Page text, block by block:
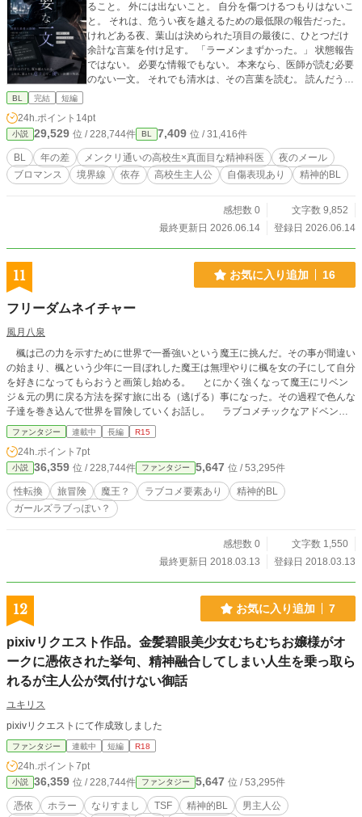
ること。 外には出ないこと。 自分を傷つけるつもりはないこ
と。 それは、危うい夜を越えるための最低限の報告だった。
けれどある夜、葉山は決められた項目の最後に、ひとつだけ
余計な言葉を付け足す。 「ラーメンまずかった。」 状態報告
ではない。 必要な情報でもない。 本来なら、医師が読む必要
のない一文。 それでも清水は、その言葉を読む。 読んだうえ
が、たった一文のメールで少しずつ近づいていく。 静かな依
存、医師と患者、読まれるだけで救われる夜の話。
BL 完結 短編
24h.ポイント 14pt
小説 29,529 位 / 228,744件 BL 7,409 位 / 31,416件
BL 年の差 メンクリ通いの高校生×真面目な精神科医
夜のメール
ブロマンス
境界線 依存 高校生主人公 自傷表現あり 精神的BL
感想数 0
文字数 9,852
最終更新日 2026.06.14
登録日 2026.06.14
11 お気に入り追加 16
フリーダムネイチャー
風月八泉
楓は己の力を示すために世界で一番強いという魔王に挑んだ。その事が間違い
の始まり、楓という少年に一目ぼれした魔王は無理やりに楓を女の子にして自分
を好きになってもらおうと画策し始める。 とにかく強くなって魔王にリベン
ジ＆元の男に戻る方法を探す旅に出る（逃げる）事になった。その過程で色んな
子達を巻き込んで世界を冒険していくお話し。 ラブコメチックなアドベンチ
ャーアクションなお話です。ノリと勢いで書いているので、誤字脱字やら矛盾し
た事が出てくるかもですが、そういったことを頑張って直していくので、気にな
った事がありましたら感想やご指摘のほどをよろしくお願いします。
ファンタジー 連載中 長編 R15
24h.ポイント 7pt
小説 36,359 位 / 228,744件 ファンタジー 5,647 位 / 53,295件
性転換 旅冒険 魔王？ ラブコメ要素あり
精神的BL
ガールズラブっぽい？
感想数 0
文字数 1,550
最終更新日 2018.03.13
登録日 2018.03.13
12 お気に入り追加 7
pixivリクエスト作品。金髪碧眼美少女むちむちお嬢様がオ
ークに憑依された挙句、精神融合してしまい人生を乗っ取ら
れるが主人公が気付けない御話
ユキリス
pixivリクエストにて作成致しました
ファンタジー 連載中 短編 R18
24h.ポイント 7pt
小説 36,359 位 / 228,744件 ファンタジー 5,647 位 / 53,295件
憑依 ホラー なりすまし TSF 精神的BL 男主人公